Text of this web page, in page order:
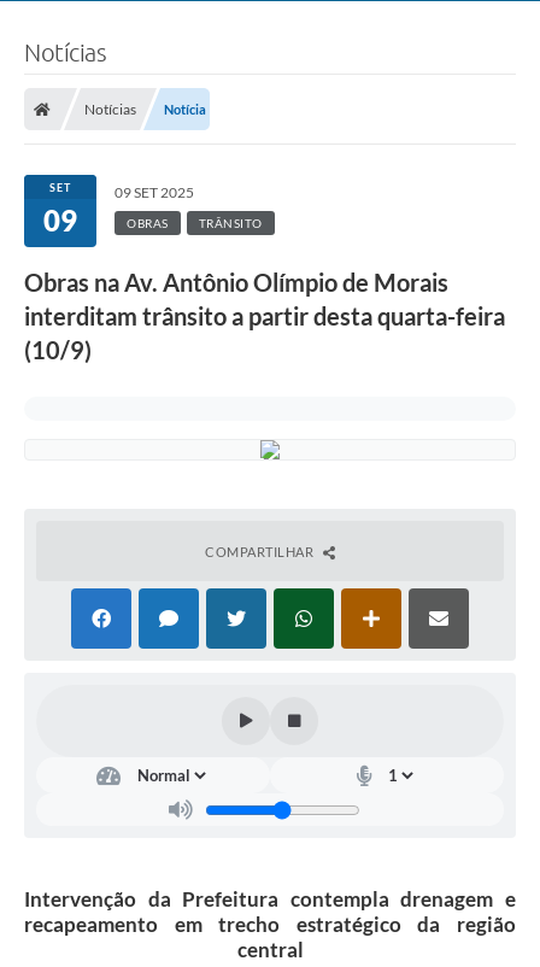
Notícias
Notícias Notícia
SET
09
09 SET 2025
OBRAS TRÂNSITO
Obras na Av. Antônio Olímpio de Morais
interditam trânsito a partir desta quarta-feira
(10/9)
COMPARTILHAR
Intervenção da Prefeitura contempla drenagem e
recapeamento em trecho estratégico da região
central